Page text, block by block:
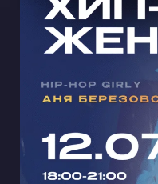
МАСТЕР-
ХОП С АНЕЙ